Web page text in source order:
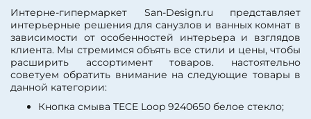
Интерне-гипермаркет San-Design.ru представляет
интерьерные решения для санузлов и ванных комнат в
зависимости от особенностей интерьера и взглядов
клиента. Мы стремимся объять все стили и цены, чтобы
расширить ассортимент товаров. настоятельно
советуем обратить внимание на следующие товары в
данной категории:
Кнопка смыва TECE Loop 9240650 белое стекло;